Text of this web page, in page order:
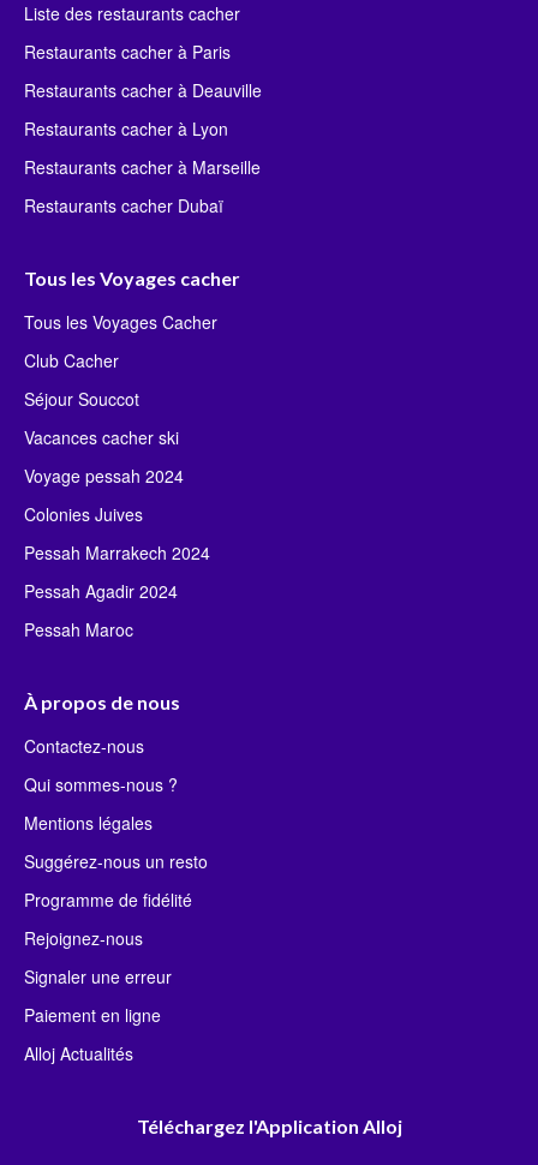
Liste des restaurants cacher
Restaurants cacher à Paris
Restaurants cacher à Deauville
Restaurants cacher à Lyon
Restaurants cacher à Marseille
Restaurants cacher Dubaï
Tous les Voyages cacher
Tous les Voyages Cacher
Club Cacher
Séjour Souccot
Vacances cacher ski
Voyage pessah 2024
Colonies Juives
Pessah Marrakech 2024
Pessah Agadir 2024
Pessah Maroc
À propos de nous
Contactez-nous
Qui sommes-nous ?
Mentions légales
Suggérez-nous un resto
Programme de fidélité
Rejoignez-nous
Signaler une erreur
Paiement en ligne
Alloj Actualités
Téléchargez l'Application Alloj